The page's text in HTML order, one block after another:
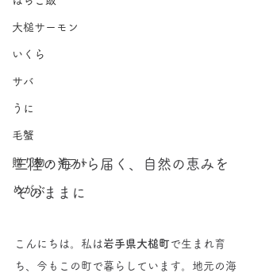
大槌サーモン
いくら
サバ
うに
毛蟹
贈り物・ギフト
めがぶ
三陸の海から届く、自然の恵みを
そのままに
こんにちは。私は 岩手県大槌町 で生まれ育
ち、今もこの町で暮らしています。地元の海